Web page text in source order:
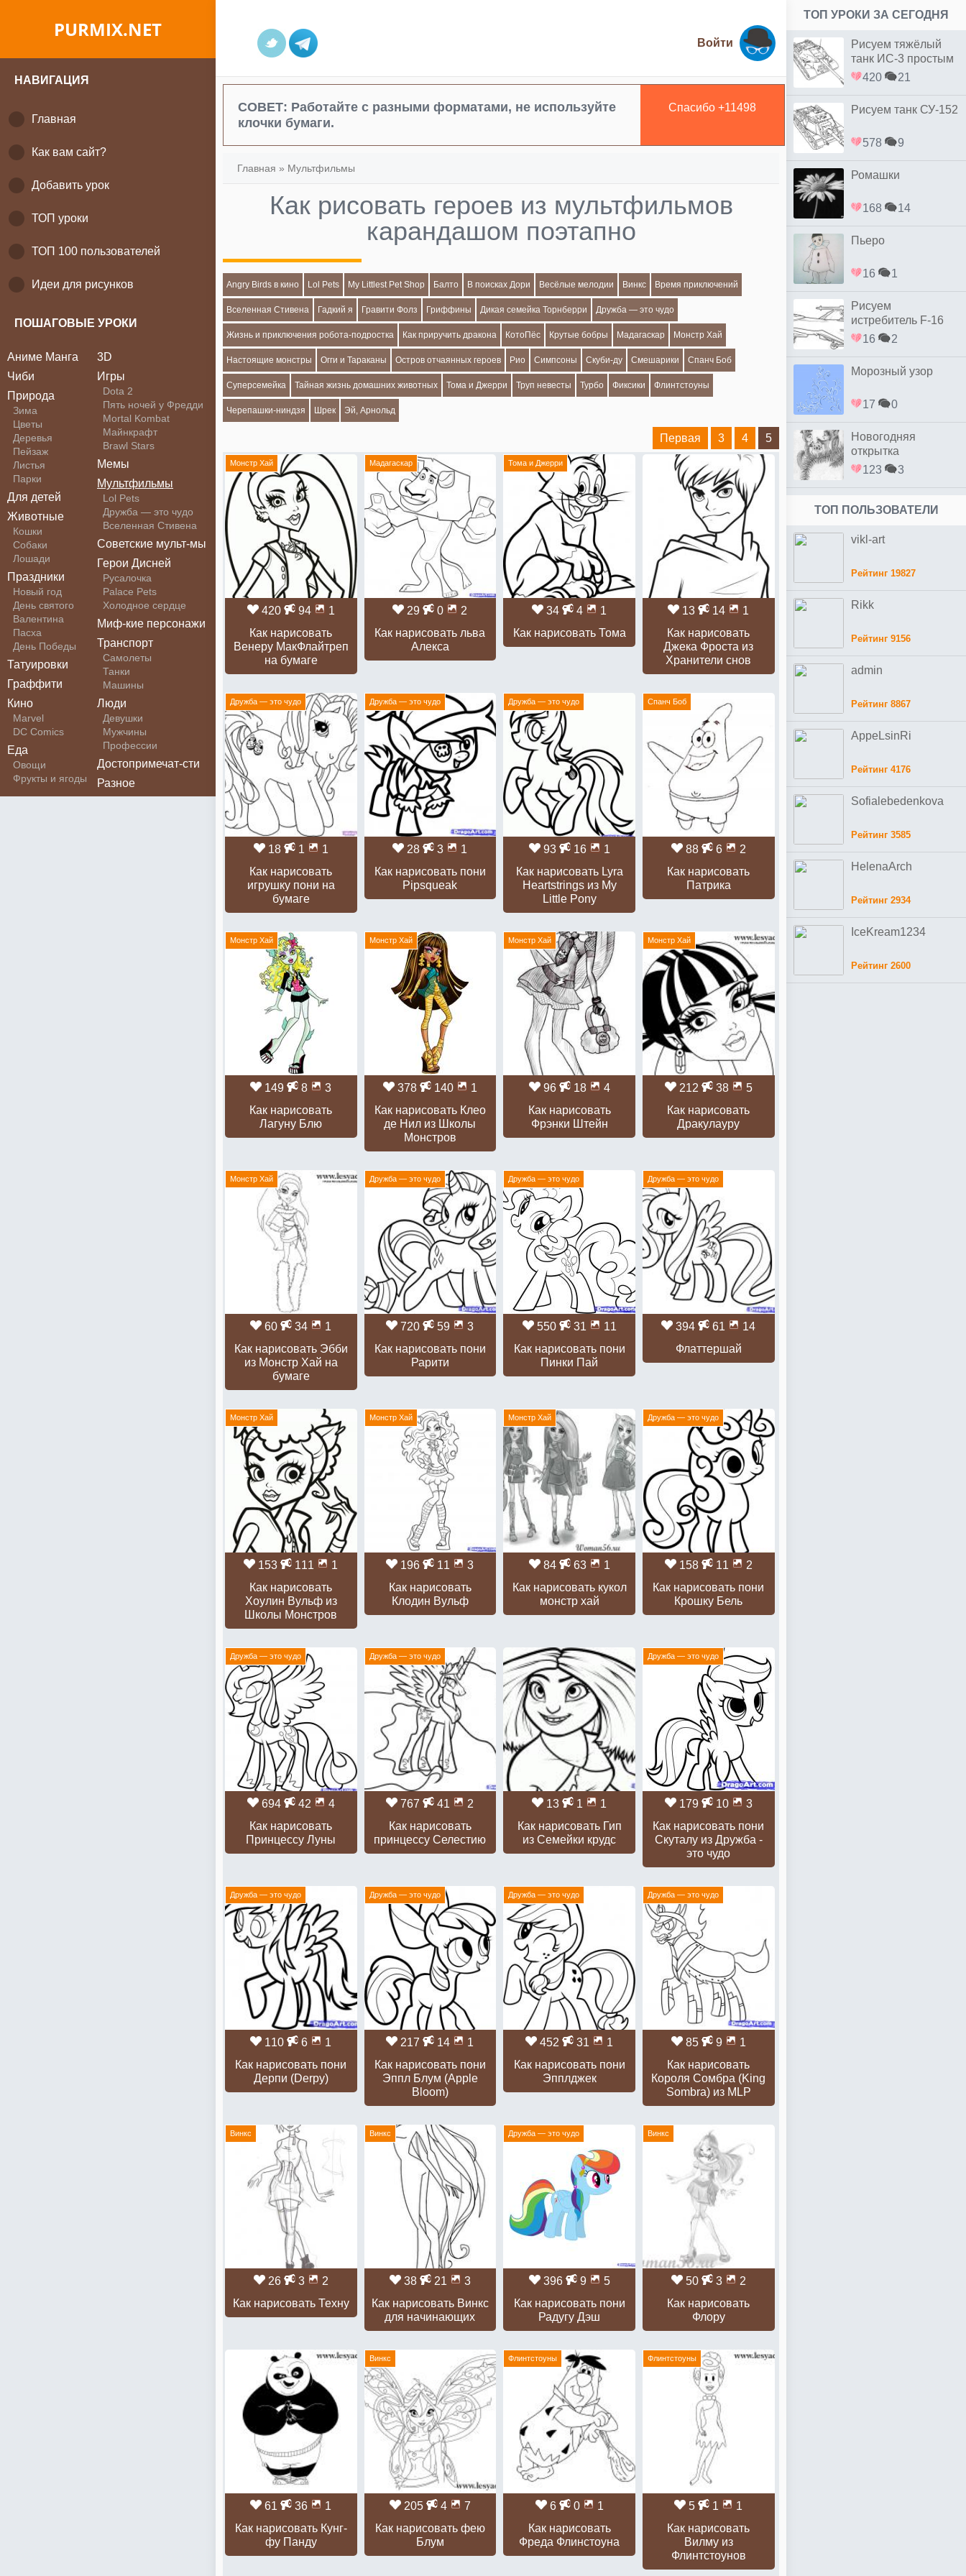
PURMIX.NET
НАВИГАЦИЯ
Главная
Как вам сайт?
Добавить урок
ТОП уроки
ТОП 100 пользователей
Идеи для рисунков
ПОШАГОВЫЕ УРОКИ
Аниме Манга
Чиби
Природа
Зима
Цветы
Деревья
Пейзаж
Листья
Парки
Для детей
Животные
Кошки
Собаки
Лошади
Праздники
Новый год
День святого
Валентина
Пасха
День Победы
Татуировки
Граффити
Кино
Marvel
DC Comics
Еда
Овощи
Фрукты и ягоды
3D
Игры
Dota 2
Пять ночей у Фредди
Mortal Kombat
Майнкрафт
Brawl Stars
Мемы
Мультфильмы
Lol Pets
Дружба — это чудо
Вселенная Стивена
Советские мульт-мы
Герои Дисней
Русалочка
Palace Pets
Холодное сердце
Миф-кие персонажи
Транспорт
Самолеты
Танки
Машины
Люди
Девушки
Мужчины
Профессии
Достопримечат-сти
Разное
Войти
СОВЕТ: Работайте с разными форматами, не используйте
клочки бумаги.
Спасибо +11498
Главная » Мультфильмы
Как рисовать героев из мультфильмов
карандашом поэтапно
Angry Birds в кино Lol Pets My Littlest Pet Shop Балто В поисках Дори Весёлые мелодии Винкс Время приключений
Вселенная Стивена Гадкий я Гравити Фолз Гриффины Дикая семейка Торнберри Дружба — это чудо
Жизнь и приключения робота-подростка Как приручить дракона КотоПёс Крутые бобры Мадагаскар Монстр Хай
Настоящие монстры Огги и Тараканы Остров отчаянных героев Рио Симпсоны Скуби-ду Смешарики Спанч Боб
Суперсемейка Тайная жизнь домашних животных Тома и Джерри Труп невесты Турбо Фиксики Флинтстоуны
Черепашки-ниндзя Шрек Эй, Арнольд
Первая 3 4 5
Монстр Хай
420 94
1
Как нарисовать
Венеру МакФлайтреп
на бумаге
Мадагаскар
29 0
2
Как нарисовать льва
Алекса
Тома и Джерри
34 4
1
Как нарисовать Тома
13 14
1
Как нарисовать
Джека Фроста из
Хранители снов
Дружба — это чудо
18 1
1
Как нарисовать
игрушку пони на
бумаге
Дружба — это чудо
28 3
1
Как нарисовать пони
Pipsqueak
Дружба — это чудо
93 16
1
Как нарисовать Lyra
Heartstrings из My
Little Pony
Спанч Боб
88 6
2
Как нарисовать
Патрика
Монстр Хай
149 8
3
Как нарисовать
Лагуну Блю
Монстр Хай
378 140
1
Как нарисовать Клео
де Нил из Школы
Монстров
Монстр Хай
96 18
4
Как нарисовать
Фрэнки Штейн
Монстр Хай
212 38
5
Как нарисовать
Дракулауру
Монстр Хай
60 34
1
Как нарисовать Эбби
из Монстр Хай на
бумаге
Дружба — это чудо
720 59
3
Как нарисовать пони
Рарити
Дружба — это чудо
550 31
11
Как нарисовать пони
Пинки Пай
Дружба — это чудо
394 61
14
Флаттершай
Монстр Хай
153 111
1
Как нарисовать
Хоулин Вульф из
Школы Монстров
Монстр Хай
196 11
3
Как нарисовать
Клодин Вульф
Монстр Хай
84 63
1
Как нарисовать кукол
монстр хай
Дружба — это чудо
158 11
2
Как нарисовать пони
Крошку Бель
Дружба — это чудо
694 42
4
Как нарисовать
Принцессу Луны
Дружба — это чудо
767 41
2
Как нарисовать
принцессу Селестию
13 1
1
Как нарисовать Гип
из Семейки крудс
Дружба — это чудо
179 10
3
Как нарисовать пони
Скуталу из Дружба -
это чудо
Дружба — это чудо
110 6
1
Как нарисовать пони
Дерпи (Derpy)
Дружба — это чудо
217 14
1
Как нарисовать пони
Эппл Блум (Apple
Bloom)
Дружба — это чудо
452 31
1
Как нарисовать пони
Эпплджек
Дружба — это чудо
85 9
1
Как нарисовать
Короля Сомбра (King
Sombra) из MLP
Винкс
26 3
2
Как нарисовать Техну
Винкс
38 21
3
Как нарисовать Винкс
для начинающих
Дружба — это чудо
396 9
5
Как нарисовать пони
Радугу Дэш
Винкс
50 3
2
Как нарисовать
Флору
61 36
1
Как нарисовать Кунг-
фу Панду
Винкс
205 4
7
Как нарисовать фею
Блум
Флинтстоуны
6 0
1
Как нарисовать
Фреда Флинстоуна
Флинтстоуны
5 1
1
Как нарисовать
Вилму из
Флинтстоунов
ТОП УРОКИ ЗА СЕГОДНЯ
Рисуем тяжёлый
танк ИС-3 простым
420
21
Рисуем танк СУ-152
578 9
Ромашки
168 14
Пьеро
16 1
Рисуем
истребитель F-16
16
2
Морозный узор
17 0
Новогодняя
открытка
123
3
ТОП ПОЛЬЗОВАТЕЛИ
vikl-art
Рейтинг 19827
Rikk
Рейтинг 9156
admin
Рейтинг 8867
AppeLsinRi
Рейтинг 4176
Sofialebedenkova
Рейтинг 3585
HelenaArch
Рейтинг 2934
IceKream1234
Рейтинг 2600